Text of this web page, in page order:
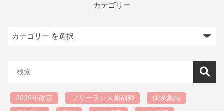
カテゴリー
2026年改定 フリーランス薬剤師
保険薬局